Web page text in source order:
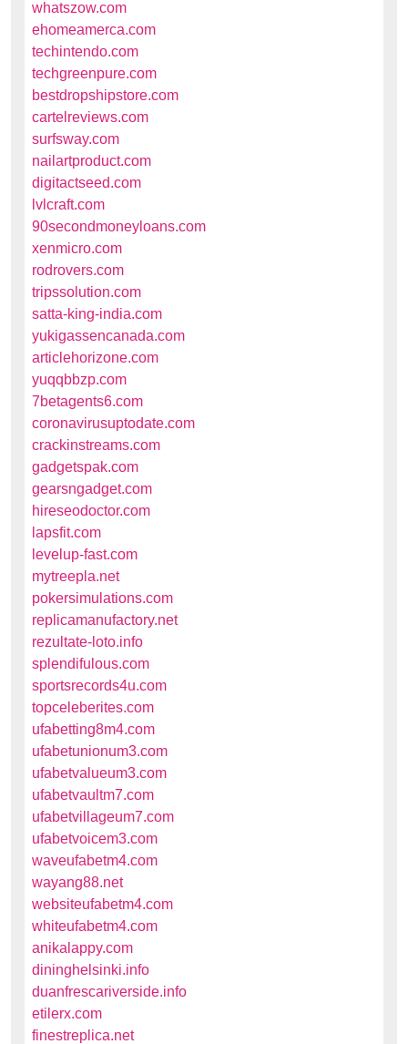
whatszow.com
ehomeamerca.com
techintendo.com
techgreenpure.com
bestdropshipstore.com
cartelreviews.com
surfsway.com
nailartproduct.com
digitactseed.com
lvlcraft.com
90secondmoneyloans.com
xenmicro.com
rodrovers.com
tripssolution.com
satta-king-india.com
yukigassencanada.com
articlehorizone.com
yuqqbbzp.com
7betagents6.com
coronavirusuptodate.com
crackinstreams.com
gadgetspak.com
gearsngadget.com
hireseodoctor.com
lapsfit.com
levelup-fast.com
mytreepla.net
pokersimulations.com
replicamanufactory.net
rezultate-loto.info
splendifulous.com
sportsrecords4u.com
topceleberites.com
ufabetting8m4.com
ufabetunionum3.com
ufabetvalueum3.com
ufabetvaultm7.com
ufabetvillageum7.com
ufabetvoicem3.com
waveufabetm4.com
wayang88.net
websiteufabetm4.com
whiteufabetm4.com
anikalappy.com
dininghelsinki.info
duanfrescariverside.info
etilerx.com
finestreplica.net